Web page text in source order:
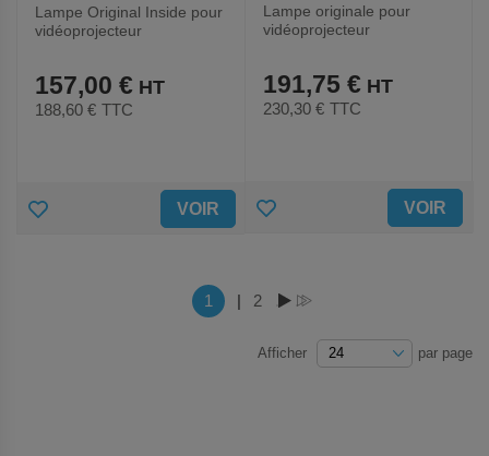
Lampe Original Inside pour
vidéoprojecteur
157,00 €
188,60 € TTC
AJOUTER VOIR
Lampe originale pour
vidéoprojecteur
191,75 €
230,30 € TTC
AJOUTER VOIR
PageVous lisez actuellement la page
1 | Page
2
Afficher par page